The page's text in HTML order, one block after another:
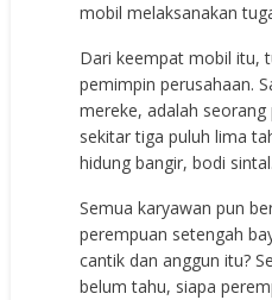
mobil melaksanakan
Dari keempat mobil itu,
pemimpin perusahaan.
mereke, adalah
sekitar tiga puluh lima
hidung bangir, bodi sintal.
Semua karyawan pun
perempuan setengah
cantik dan anggun itu?
belum tahu, siapa